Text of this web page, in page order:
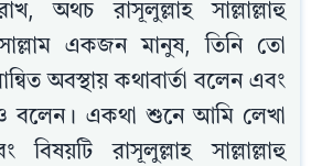
অথচ রাসূলুল্লাহ সাল্লাল্লাহু
একজন মানুষ, তিনি তো
অবস্থায় কথাবার্তা বলেন এবং
বলেন। একথা শুনে আমি লেখা
রাসূলুল্লাহ সাল্লাল্লাহু